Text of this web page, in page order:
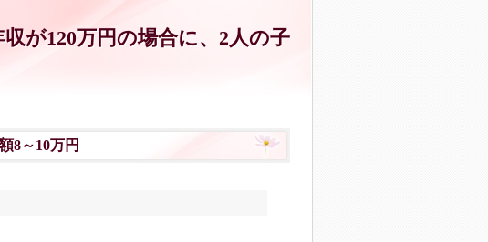
が120万円の場合に、2人の子
8～10万円